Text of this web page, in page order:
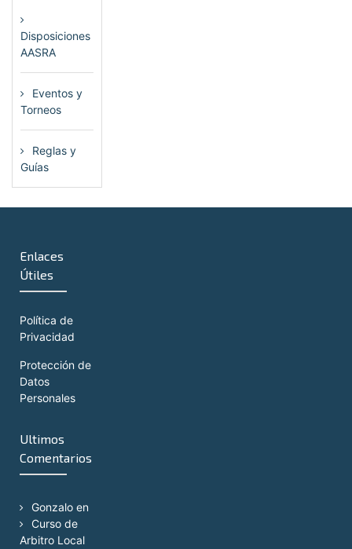
Disposiciones
AASRA
Eventos y
Torneos
Reglas y
Guías
Enlaces
Útiles
Política de
Privacidad
Protección de
Datos
Personales
Ultimos
Comentarios
Gonzalo en
Curso de
Arbitro Local